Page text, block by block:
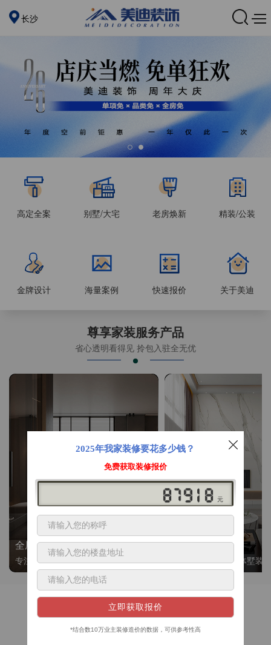
长沙
高定全案 别墅/大宅 老房焕新 精装/公装
金牌设计 海量案例 快速报价 关于美迪
尊享家装服务产品
省心透明看得见 拎包入驻全无优
全屋整装
专注整装24年，高标准，选美迪 十年后仍爱我家
别墅大平层
高端私人定制，整体墅装
获取装修预算